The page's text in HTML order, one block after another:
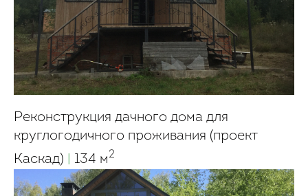
Реконструкция дачного дома для
круглогодичного проживания (проект
Каскад)
134 м2